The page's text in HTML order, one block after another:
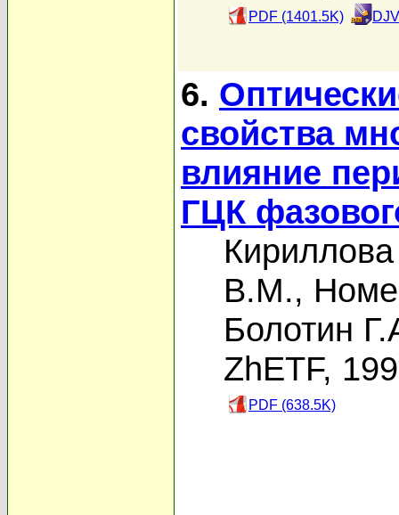
PDF (1401.5K)
6.
свойства
влияние
ГЦК
В.М.,
Болотин
ZhETF,
PDF (638.5K)